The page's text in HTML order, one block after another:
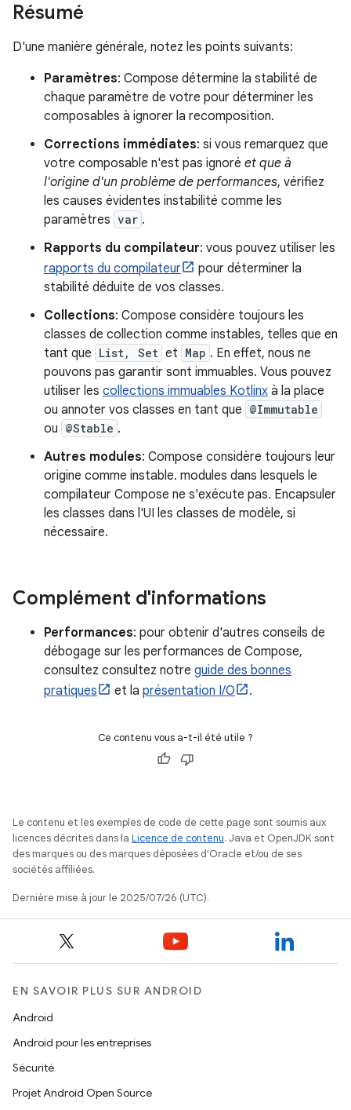
Résumé
D'une manière générale, notez les points suivants:
Paramètres: Compose détermine la stabilité de
chaque paramètre de votre pour déterminer les
composables à ignorer la recomposition.
Corrections immédiates: si vous remarquez que
votre composable n'est pas ignoré et que à
l'origine d'un problème de performances, vérifiez
les causes évidentes instabilité comme les
paramètres var .
Rapports du compilateur: vous pouvez utiliser les
rapports du compilateur
pour déterminer la
stabilité déduite de vos classes.
Collections: Compose considère toujours les
classes de collection comme instables, telles que en
tant que List, Set et Map . En effet, nous ne
pouvons pas garantir sont immuables. Vous pouvez
utiliser les collections immuables Kotlinx à la place
ou annoter vos classes en tant que @Immutable
ou @Stable .
Autres modules: Compose considère toujours leur
origine comme instable. modules dans lesquels le
compilateur Compose ne s'exécute pas. Encapsuler
les classes dans l'UI les classes de modèle, si
nécessaire.
Complément d'informations
Performances: pour obtenir d'autres conseils de
débogage sur les performances de Compose,
consultez consultez notre guide des bonnes
pratiques
et la présentation I/O .
Ce contenu vous a-t-il été utile ?
Le contenu et les exemples de code de cette page sont soumis aux
licences décrites dans la Licence de contenu. Java et OpenJDK sont
des marques ou des marques déposées d'Oracle et/ou de ses
sociétés affiliées.
Dernière mise à jour le 2025/07/26 (UTC).
EN SAVOIR PLUS SUR ANDROID
Android
Android pour les entreprises
Sécurité
Projet Android Open Source